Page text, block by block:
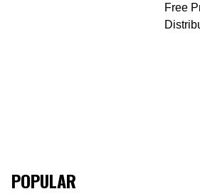
Free
POPULAR